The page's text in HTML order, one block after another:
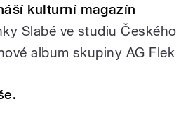
kulturní magazín
Slabé ve studiu Českého
album skupiny AG Flek